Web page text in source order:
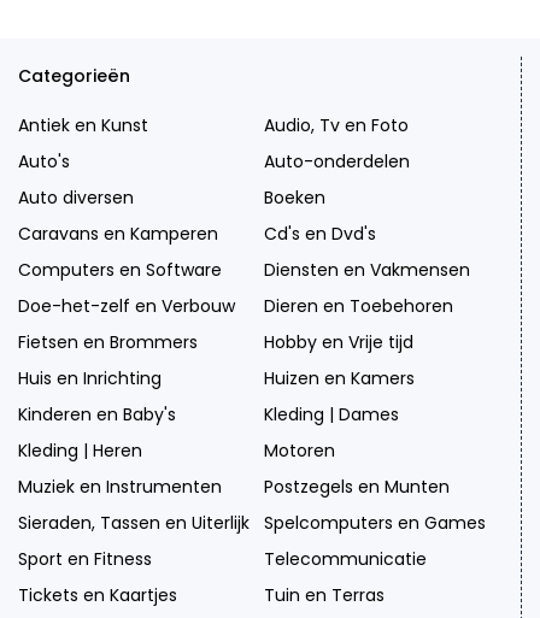
Categorieën
Antiek en Kunst
Audio, Tv en Foto
Auto's
Auto-onderdelen
Auto diversen
Boeken
Caravans en Kamperen
Cd's en Dvd's
Computers en Software
Diensten en Vakmensen
Doe-het-zelf en Verbouw
Dieren en Toebehoren
Fietsen en Brommers
Hobby en Vrije tijd
Huis en Inrichting
Huizen en Kamers
Kinderen en Baby's
Kleding | Dames
Kleding | Heren
Motoren
Muziek en Instrumenten
Postzegels en Munten
Sieraden, Tassen en Uiterlijk Spelcomputers en Games
Sport en Fitness
Telecommunicatie
Tickets en Kaartjes
Tuin en Terras